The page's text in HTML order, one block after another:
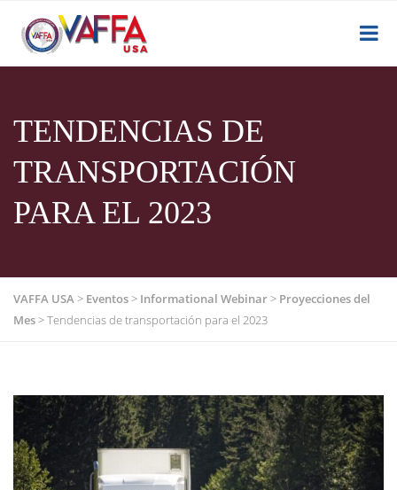
TENDENCIAS DE
TRANSPORTACIÓN
PARA EL 2023
VAFFA USA> Eventos> Informational Webinar> Proyecciones del
Mes>Tendencias de transportación para el 2023